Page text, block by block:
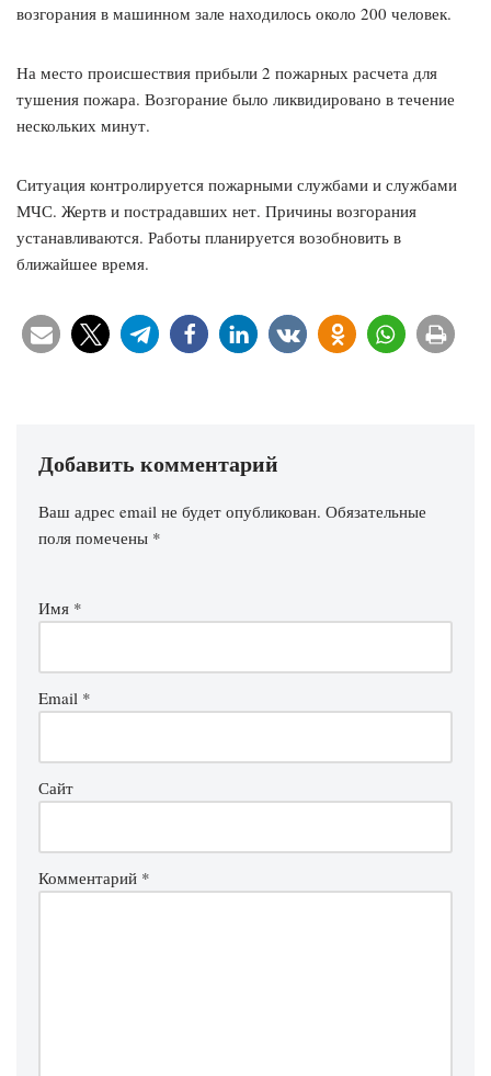
возгорания в машинном зале находилось около 200 человек.
На место происшествия прибыли 2 пожарных расчета для
тушения пожара. Возгорание было ликвидировано в течение
нескольких минут.
Ситуация контролируется пожарными службами и службами
МЧС. Жертв и пострадавших нет. Причины возгорания
устанавливаются. Работы планируется возобновить в
ближайшее время.
Добавить комментарий
Ваш адрес email не будет опубликован. Обязательные
поля помечены *
Имя *
Email *
Сайт
Комментарий *